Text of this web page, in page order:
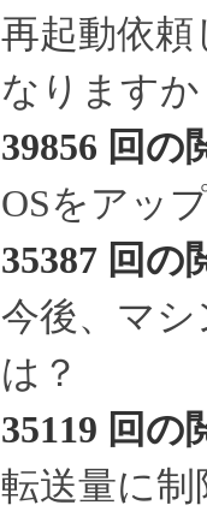
再起動依
なりますか
39856 回の
OSをアッ
35387 回の
今後、マ
は？
35119 回の
転送量に